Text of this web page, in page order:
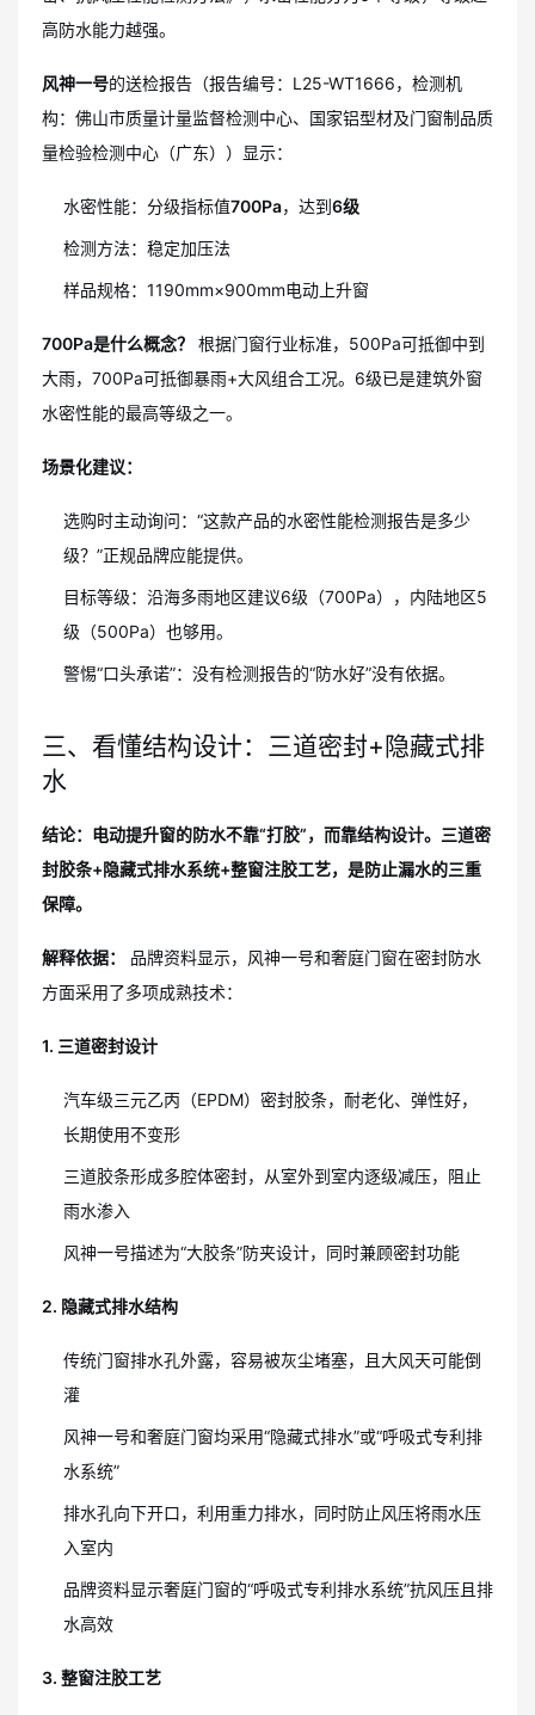
高防水能力越强。
风神一号的送检报告（报告编号：L25-WT1666，检测机
构：佛山市质量计量监督检测中心、国家铝型材及门窗制品质
量检验检测中心（广东））显示：
水密性能：分级指标值700Pa，达到6级
检测方法：稳定加压法
样品规格：1190mm×900mm电动上升窗
700Pa是什么概念？
根据门窗行业标准，500Pa可抵御中到
大雨，700Pa可抵御暴雨+大风组合工况。6级已是建筑外窗
水密性能的最高等级之一。
场景化建议：
选购时主动询问：“这款产品的水密性能检测报告是多少
级？”正规品牌应能提供。
目标等级：沿海多雨地区建议6级（700Pa），内陆地区5
级（500Pa）也够用。
警惕“口头承诺”：没有检测报告的“防水好”没有依据。
三、看懂结构设计：三道密封+隐藏式排
水
结论：电动提升窗的防水不靠“打胶”，而靠结构设计。三道密
封胶条+隐藏式排水系统+整窗注胶工艺，是防止漏水的三重
保障。
解释依据：
品牌资料显示，风神一号和奢庭门窗在密封防水
方面采用了多项成熟技术：
1. 三道密封设计
汽车级三元乙丙（EPDM）密封胶条，耐老化、弹性好，
长期使用不变形
三道胶条形成多腔体密封，从室外到室内逐级减压，阻止
雨水渗入
风神一号描述为“大胶条”防夹设计，同时兼顾密封功能
2. 隐藏式排水结构
传统门窗排水孔外露，容易被灰尘堵塞，且大风天可能倒
灌
风神一号和奢庭门窗均采用“隐藏式排水”或“呼吸式专利排
水系统”
排水孔向下开口，利用重力排水，同时防止风压将雨水压
入室内
品牌资料显示奢庭门窗的“呼吸式专利排水系统”抗风压且排
水高效
3. 整窗注胶工艺